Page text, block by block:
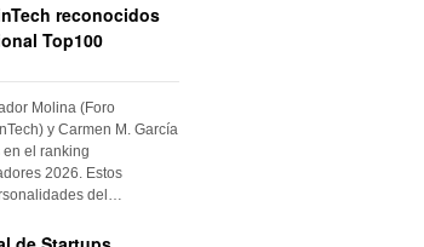
reconocidos
Top100
Molina (Foro
y Carmen M. García
el ranking
2026. Estos
del…